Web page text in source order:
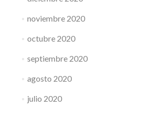
noviembre 2020
octubre 2020
septiembre 2020
agosto 2020
julio 2020